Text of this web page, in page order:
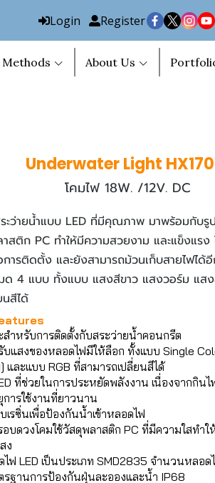
Login Register
About Us
Underwater Light
โคมไฟ 18W. /12V. DC
ระว่ายน้ำแบบ LED ที่มีคุณภาพ มาพร้อมกับ
ติก PC ทำให้มีความสวยงาม และแข็งแรง
ารติดตั้ง และยังสามารถม้วนเก็บสายไฟได้
4 แบบ ทั้งแบบ แสงสีขาว แสงวอร์ม แส
นสีได้
สำหรับการติดตั้งกับสระว่ายน้ำคอนกรีต
บแสงของหลอดไฟมีให้ลือก ทั้งแบบ Single
และแบบ RGB ที่สามารถเปลี่ยนสีได้
ที่ช่วยในการประหยัดพลังงาน เนื่องจากกิน
การใช้งานที่ยาวนาน
เรซิ่นเพื่อป้องกันน้ำเข้าหลอดไฟ
บดวงโคมใช้วัสดุพลาสติก PC ที่มีความใสทำใ
ง
ฟ LED เป็นประเภท SMD2835 จำนวนหลอด
รฐานการป้องกันฝุ่นละอองและน้ำ IP68